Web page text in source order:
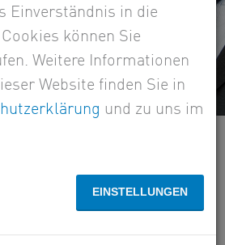
Einverständnis in die
können Sie
Weitere Informationen
Website finden Sie in
und zu uns im
EINSTELLUNGEN